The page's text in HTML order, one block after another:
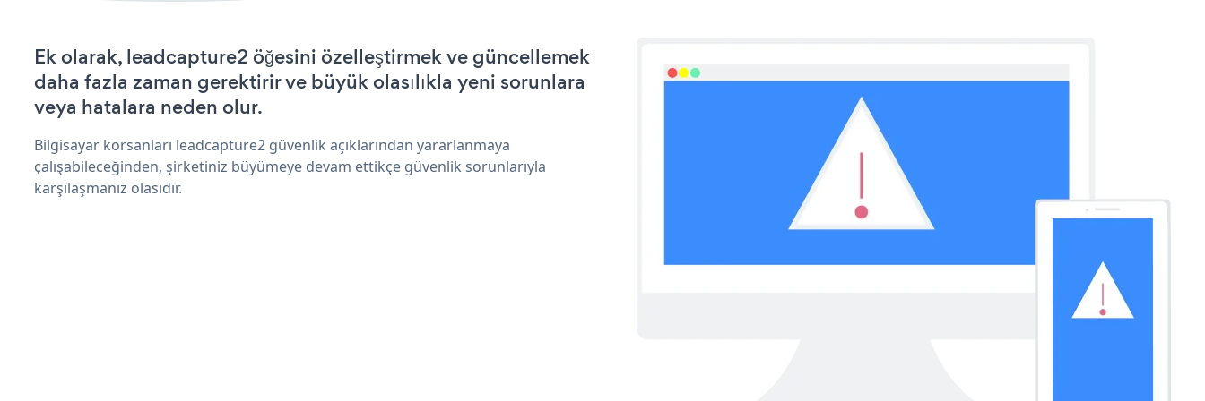
Ek olarak, leadcapture2 öğesini özelleştirmek ve güncellemek
daha fazla zaman gerektirir ve büyük olasılıkla yeni sorunlara
veya hatalara neden olur.
Bilgisayar korsanları leadcapture2 güvenlik açıklarından yararlanmaya
çalışabileceğinden, şirketiniz büyümeye devam ettikçe güvenlik sorunlarıyla
karşılaşmanız olasıdır.